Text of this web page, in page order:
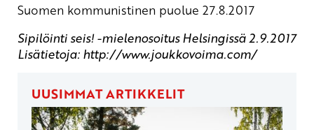
Suomen kommunistinen puolue 27.8.2017
Sipilöinti seis! -mielenosoitus Helsingissä 2.9.2017
Lisätietoja: http://www.joukkovoima.com/
UUSIMMAT ARTIKKELIT